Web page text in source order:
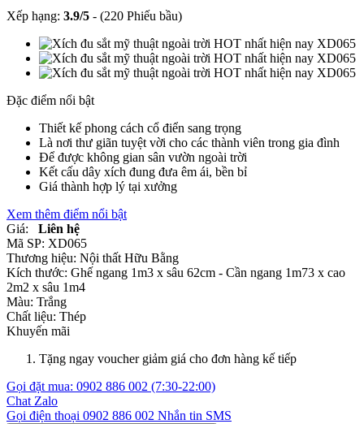
Xếp hạng: 3.9/5 - (220 Phiếu bầu)
Đặc điểm nổi bật
Thiết kế phong cách cổ điển sang trọng
Là nơi thư giãn tuyệt vời cho các thành viên trong gia đình
Để được không gian sân vườn ngoài trời
Kết cấu dây xích đung đưa êm ái, bền bỉ
Giá thành hợp lý tại xưởng
Xem thêm điểm nổi bật
Giá:
Liên hệ
Mã SP: XD065
Thương hiệu: Nội thất Hữu Bằng
Kích thước: Ghế ngang 1m3 x sâu 62cm - Cần ngang 1m73 x cao
2m2 x sâu 1m4
Màu: Trắng
Chất liệu: Thép
Khuyến mãi
Tặng ngay voucher giảm giá cho đơn hàng kế tiếp
Gọi đặt mua: 0902 886 002 (7:30-22:00)
Chat Zalo
Gọi điện thoại 0902 886 002 Nhắn tin SMS